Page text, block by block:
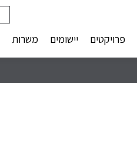
פרויקטים יישומים משרות